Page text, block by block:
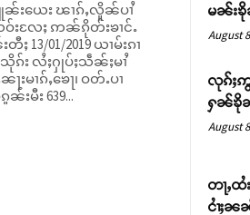
ၼ်းယေး ၽၢၵ်ႇလိူၼ်ပၢႆ
းလႄႈ ဢၼ်ၵိုတ်းၶၢင်ႉ
သိုၵ်း လႆႈႁုပ်ႈသဵၼ်ႈမၢႆ
မၢၵ်ႇၶေႃ၊ ဝတ်ႉပၢ
မီး 639...
မၼ်း
August
လုၵ်ႈဢွ
ႁၼ်ၶို
August
တႃႇထႆ
ငၢႆႈၼ